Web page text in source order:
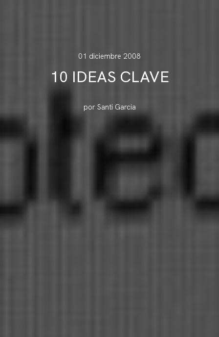
01 diciembre 2008
10 IDEAS CLAVE
por Santi Garcia